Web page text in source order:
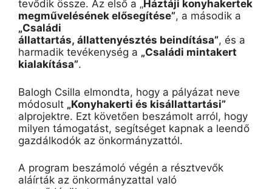
tevődik össze. Az első a „Háztáji konyhakertek
megművelésének elősegítése”, a második a
„Családi
állattartás, állattenyésztés beindítása”, és a
harmadik tevékenység a „Családi mintakert
kialakítása”.
Balogh Csilla elmondta, hogy a pályázat neve
módosult „Konyhakerti és kisállattartási”
alprojektre. Ezt követően beszámolt arról, hogy
milyen támogatást, segítséget kapnak a leendő
gazdálkodók az önkormányzattól.
A program beszámoló végén a résztvevők
aláírták az önkormányzattal való